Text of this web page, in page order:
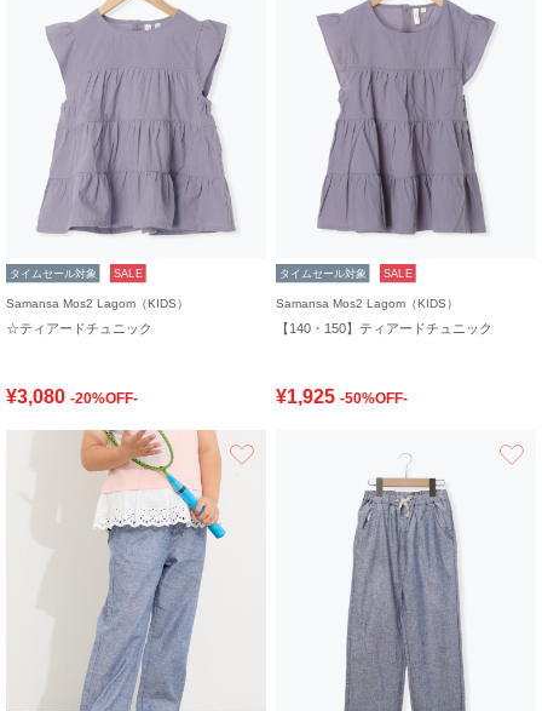
タイムセール対象 SALE
Samansa Mos2 Lagom（KIDS）
☆ティアードチュニック
¥3,080 -20%OFF-
タイムセール対象 SALE
Samansa Mos2 Lagom（KIDS）
【140・150】ティアードチュニック
¥1,925 -50%OFF-